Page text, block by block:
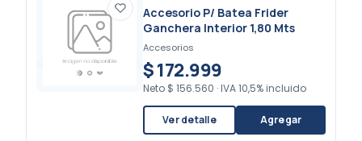
Accesorio P/ Batea Frider
Ganchera Interior 1,80 Mts
Accesorios
$ 172.999
Neto $ 156.560 · IVA 10,5% incluido
Ver detalle Agregar